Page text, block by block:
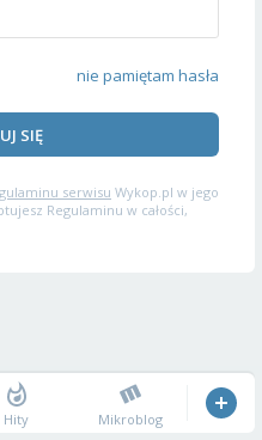
nie pamiętam hasła
SIĘ
serwisu Wykop.pl w jego
Regulaminu w całości,
Hity Mikroblog